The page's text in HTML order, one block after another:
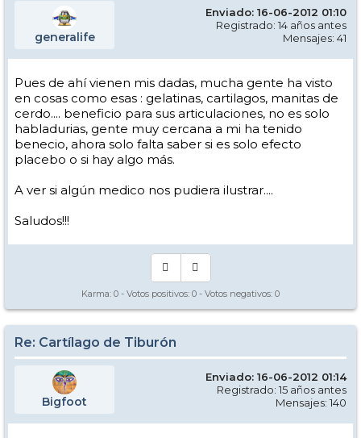
generalife
Enviado: 16-06-2012 01:10
Registrado: 14 años antes
Mensajes: 41
Pues de ahí vienen mis dadas, mucha gente ha visto
en cosas como esas : gelatinas, cartilagos, manitas de
cerdo.... beneficio para sus articulaciones, no es solo
habladurias, gente muy cercana a mi ha tenido
benecio, ahora solo falta saber si es solo efecto
placebo o si hay algo más.
A ver si algún medico nos pudiera ilustrar....
Saludos!!!
Karma: 0 - Votos positivos: 0 - Votos negativos: 0
Re: Cartílago de Tiburón
Bigfoot
Enviado: 16-06-2012 01:14
Registrado: 15 años antes
Mensajes: 140